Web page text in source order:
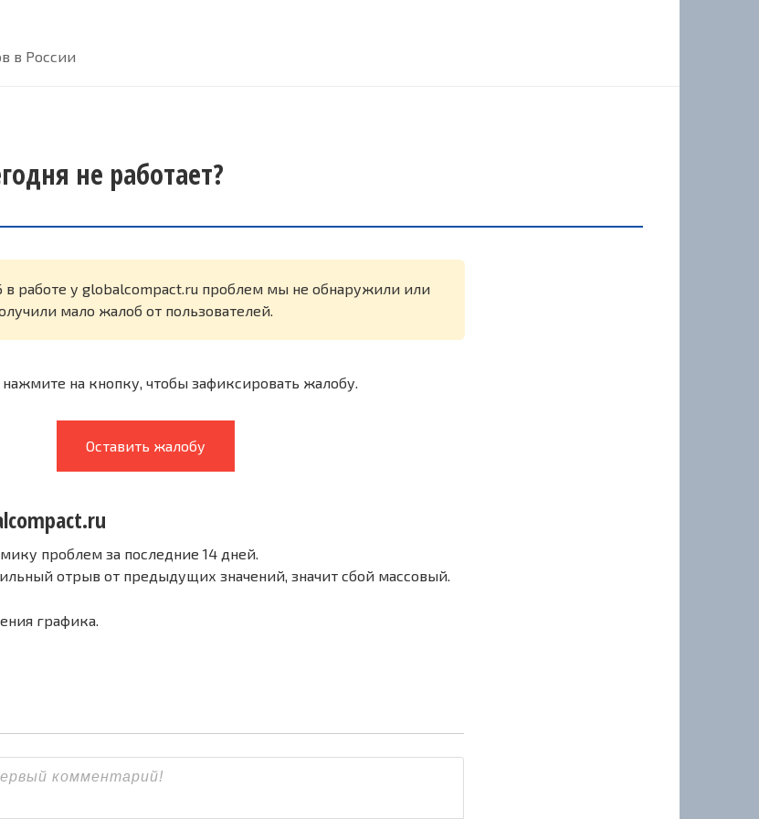
в России
не работает?
в работе у globalcompact.ru проблем мы не обнаружили или
мало жалоб от пользователей.
нажмите на кнопку, чтобы зафиксировать жалобу.
Оставить жалобу
проблем за последние 14 дней.
отрыв от предыдущих значений, значит сбой массовый.
графика.